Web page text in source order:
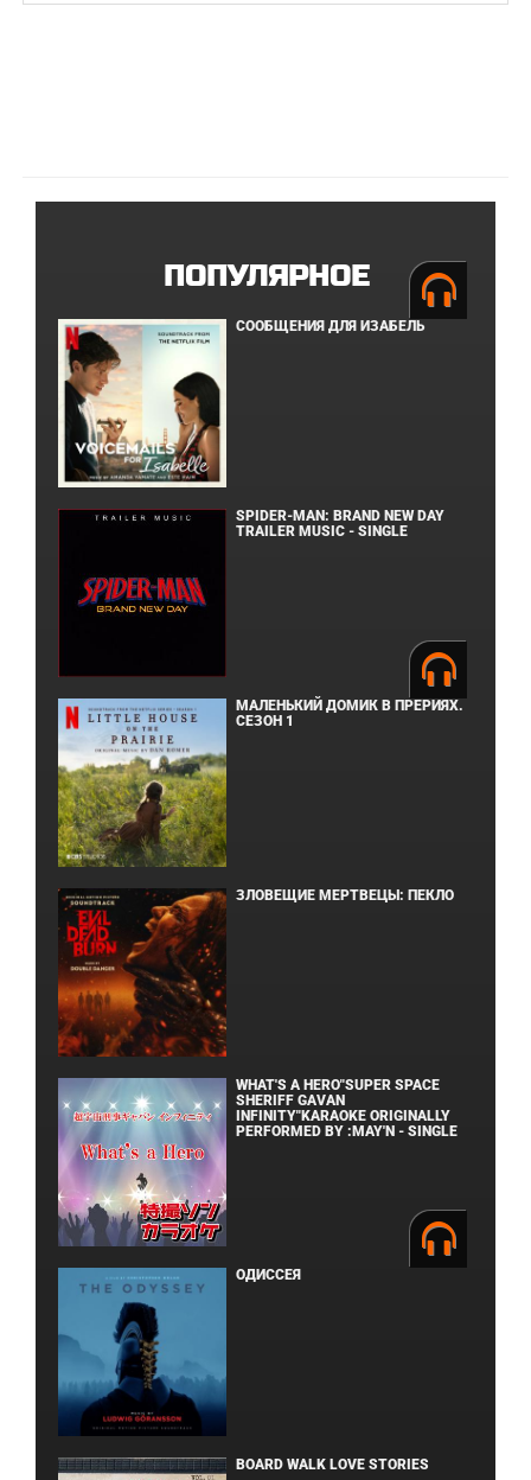
ПОПУЛЯРНОЕ
СООБЩЕНИЯ ДЛЯ ИЗАБЕЛЬ
SPIDER-MAN: BRAND NEW DAY
TRAILER MUSIC - SINGLE
МАЛЕНЬКИЙ ДОМИК В ПРЕРИЯХ.
СЕЗОН 1
ЗЛОВЕЩИЕ МЕРТВЕЦЫ: ПЕКЛО
WHAT'S A HERO"SUPER SPACE
SHERIFF GAVAN
INFINITY"KARAOKE ORIGINALLY
PERFORMED BY :MAY'N - SINGLE
ОДИССЕЯ
BOARD WALK LOVE STORIES